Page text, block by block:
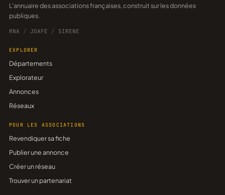
L'annuaire des associations françaises, construit sur les données
publiques.
RNA / JOAFE / SIRENE
EXPLORER
Départements
Explorateur
Annonces
Réseaux
POUR LES ASSOCIATIONS
Revendiquer sa fiche
Publier une annonce
Créer un réseau
Trouver un partenariat